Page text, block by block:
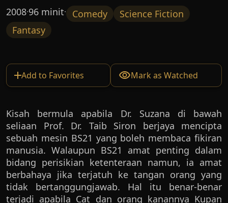
2008·96 minit· Comedy
Science Fiction
Fantasy
Add to Favorites Mark as Watched
Kisah bermula apabila Dr. Suzana di bawah
seliaan Prof. Dr. Taib Siron berjaya mencipta
sebuah mesin BS21 yang boleh membaca fikiran
manusia. Walaupun BS21 amat penting dalam
bidang perisikian ketenteraan namun, ia amat
berbahaya jika terjatuh ke tangan orang yang
tidak bertanggungjawab. Hal itu benar-benar
terjadi apabila Cat dan orang kanannya Kupan